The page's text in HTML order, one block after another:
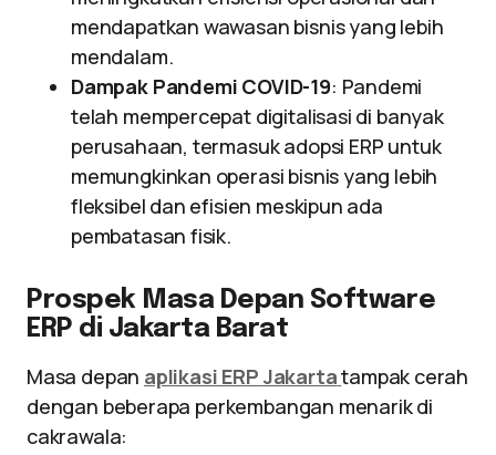
mendapatkan wawasan bisnis yang lebih
mendalam.
Dampak Pandemi COVID-19: Pandemi
telah mempercepat digitalisasi di banyak
perusahaan, termasuk adopsi ERP untuk
memungkinkan operasi bisnis yang lebih
fleksibel dan efisien meskipun ada
pembatasan fisik.
Prospek Masa Depan Software
ERP di Jakarta Barat
Masa depan aplikasi ERP Jakartatampak cerah
dengan beberapa perkembangan menarik di
cakrawala: